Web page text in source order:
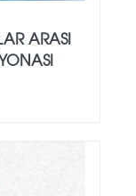
ARASI